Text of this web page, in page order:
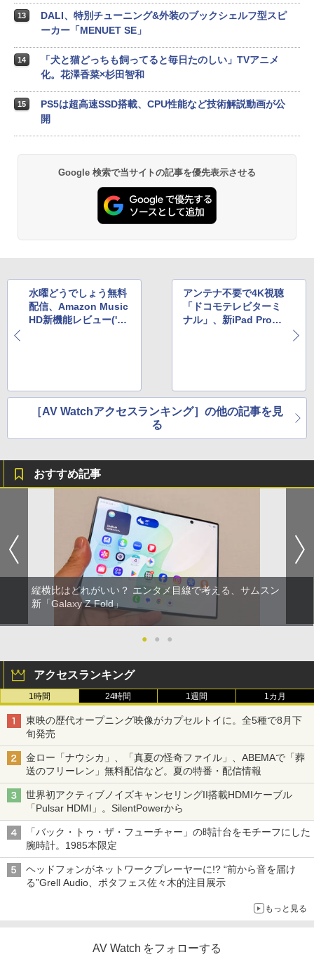
13
DALI、特別チューニング&外装のブックシェルフ型スピ
ーカー「MENUET SE」
14
「犬と猫どっちも飼ってると毎日たのしい」TVアニメ
化。花澤香菜×杉田智和
15
PS5は超高速SSD搭載、CPU性能など技術解説動画が公
開
Google 検索で当サイトの記事を優先表示させる
水曜どうでしょう無料
配信、Amazon Music
HD新機能レビュー('20
アンテナ不要で4K視聴
「ドコモテレビターミ
ナル」、新iPad Pro、
［AV Watchアクセスランキング］の他の記事を見
る
おすすめ記事
縦横比はどれがいい？ エンタメ目線で考える、サムスン
新「Galaxy Z Fold」
● ● ●
アクセスランキング
1時間 24時間 1週間 1カ月
東映の歴代オープニング映像がカプセルトイに。全5種で8月下
旬発売
金ロー「ナウシカ」、「真夏の怪奇ファイル」、ABEMAで「葬
送のフリーレン」無料配信など。夏の特番・配信情報
世界初アクティブノイズキャンセリングII搭載HDMIケーブル
「Pulsar HDMI」。SilentPowerから
「バック・トゥ・ザ・フューチャー」の時計台をモチーフにした
腕時計。1985本限定
ヘッドフォンがネットワークプレーヤーに!? “前から音を届け
る”Grell Audio、ポタフェス佐々木的注目展示
もっと見る
AV Watch をフォローする